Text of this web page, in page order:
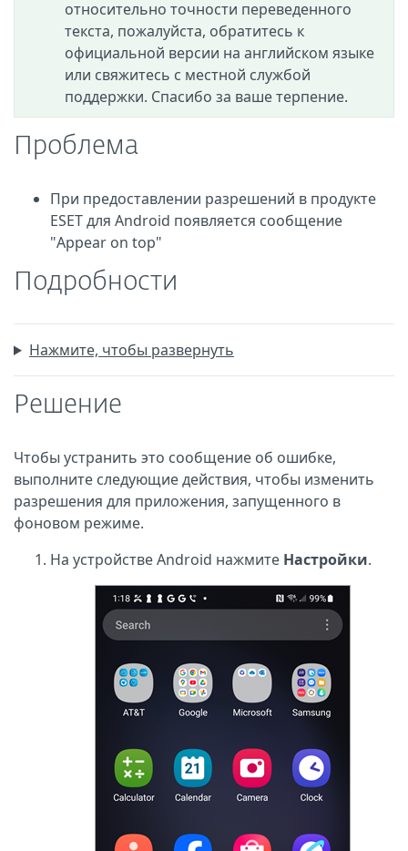
относительно точности переведенного
текста, пожалуйста, обратитесь к
официальной версии на английском языке
или свяжитесь с местной службой
поддержки. Спасибо за ваше терпение.
Проблема
При предоставлении разрешений в продукте
ESET для Android появляется сообщение
"Appear on top"
Подробности
Нажмите, чтобы развернуть
Решение
Чтобы устранить это сообщение об ошибке,
выполните следующие действия, чтобы изменить
разрешения для приложения, запущенного в
фоновом режиме.
На устройстве Android нажмите Настройки.